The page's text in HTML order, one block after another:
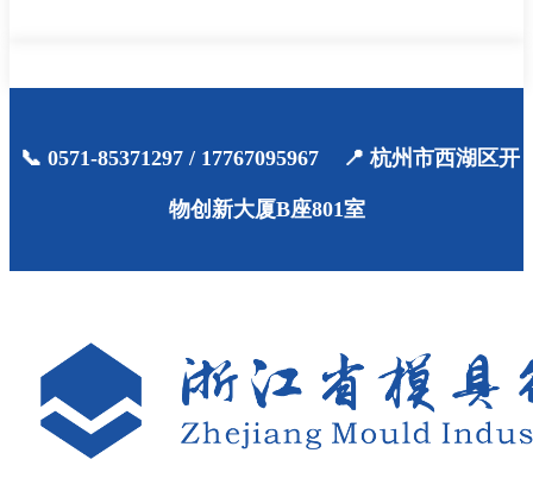
📞 0571-85371297 / 17767095967 📍 杭州市西湖区开
物创新大厦B座801室